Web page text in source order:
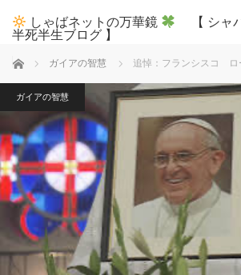
しゃばネットの万華鏡
【 シャ
半死半生ブログ 】
ホーム ガイアの智慧 追悼：フランシスコ ロ
ガイアの智慧